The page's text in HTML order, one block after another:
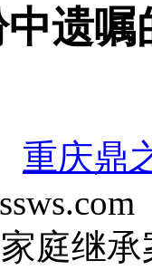
遗
重庆鼎
庭继